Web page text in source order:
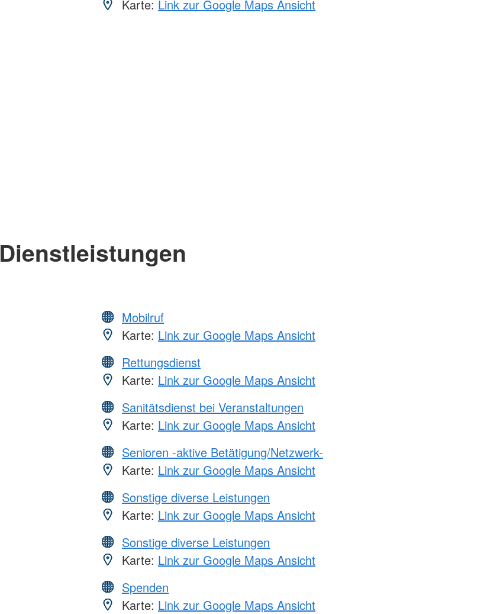
Karte: Link zur Google Maps Ansicht
Dienstleistungen
Mobilruf
Karte: Link zur Google Maps Ansicht
Rettungsdienst
Karte: Link zur Google Maps Ansicht
Sanitätsdienst bei Veranstaltungen
Karte: Link zur Google Maps Ansicht
Senioren -aktive Betätigung/Netzwerk-
Karte: Link zur Google Maps Ansicht
Sonstige diverse Leistungen
Karte: Link zur Google Maps Ansicht
Sonstige diverse Leistungen
Karte: Link zur Google Maps Ansicht
Spenden
Karte: Link zur Google Maps Ansicht